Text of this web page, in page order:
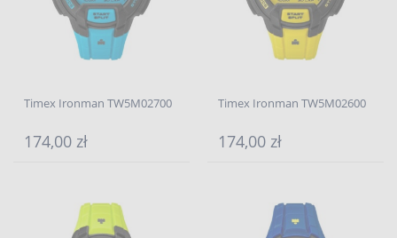
Timex Ironman TW5M02700
174,00 zł
Timex Ironman TW5M02600
174,00 zł